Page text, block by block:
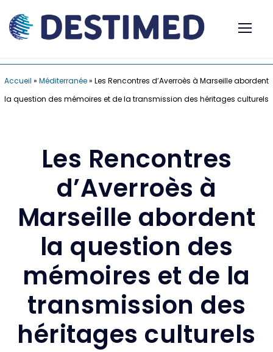
Accueil » Méditerranée» Les Rencontres d’Averroès à Marseille abordent
la question des mémoires et de la transmission des héritages culturels
Les Rencontres
d’Averroès à
Marseille abordent
la question des
mémoires et de la
transmission des
héritages culturels